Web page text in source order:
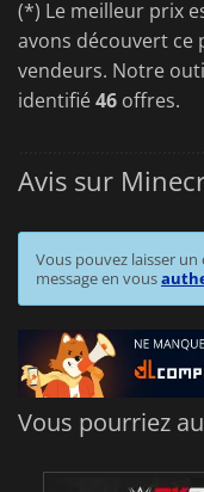
(*) Le meilleur prix
avons découvert
vendeurs. Notre
identifié46 offres.
Avis sur
Vous pouvez laisser
message en vous
Vous pourriez